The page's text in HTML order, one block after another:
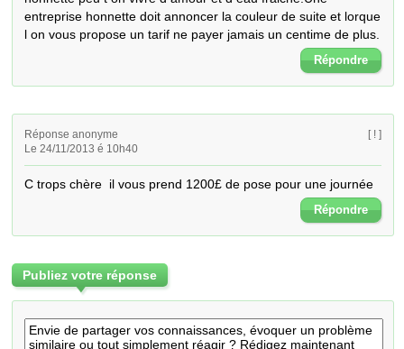
entreprise honnette doit annoncer la couleur de suite et lorque
l on vous propose un tarif ne payer jamais un centime de plus.
Répondre
Réponse anonyme
Le 24/11/2013 é 10h40
[ ! ]
C trops chère  il vous prend 1200£ de pose pour une journée
Répondre
Publiez votre réponse